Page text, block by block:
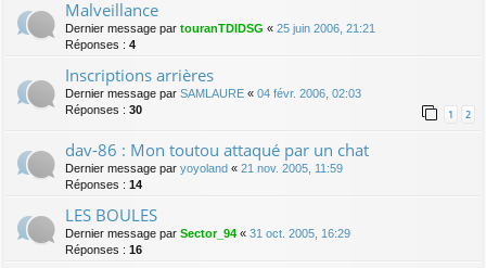
Malveillance
Dernier message par touranTDIDSG « 25 juin 2006, 21:21
Réponses : 4
Inscriptions arrières
Dernier message par SAMLAURE « 04 févr. 2006, 02:03
Réponses : 30 1 2
dav-86 : Mon toutou attaqué par un chat
Dernier message par yoyoland « 21 nov. 2005, 11:59
Réponses : 14
LES BOULES
Dernier message par Sector_94 « 31 oct. 2005, 16:29
Réponses : 16